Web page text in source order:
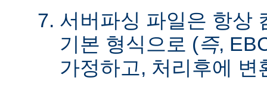
서버파싱 파일은 항상
기본 형식으로 (즉,
가정하고, 처리후에 변